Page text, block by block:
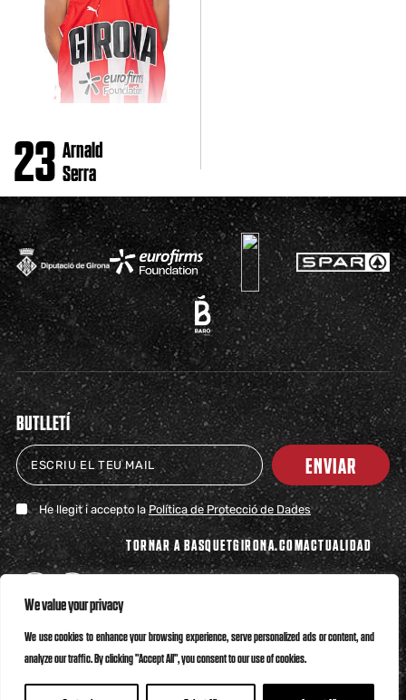
We value your privacy
We use cookies to enhance your browsing experience, serve personalized ads or content, and
analyze our traffic. By clicking "Accept All", you consent to our use of cookies.
23 Arnald
Serra
BUTLLETÍ
ENVIAR
He llegit i accepto laPolítica de Protecció de Dades
TORNAR A BASQUETGIRONA.COMACTUALIDAD
Política de Privacitat Política de Cookies Canal Ètic